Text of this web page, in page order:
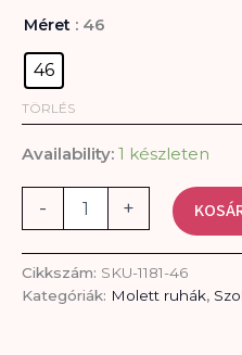
Méret : 46
46
TÖRLÉS
Availability: 1 készleten
- +
Cikkszám: SKU-1181-46
Kategóriák: Molett ruhák,